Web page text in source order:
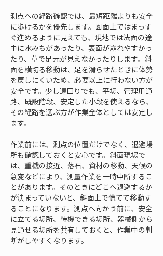
測点への経路確認では、最短距離よりも安全
に歩けるかを優先します。図面上ではまっす
ぐ進めるように見えても、現地では法面の途
中に水みちがあったり、表面が崩れやすかっ
たり、草で足元が見えなかったりします。斜
面を横切る移動は、足を滑らせたときに体勢
を戻しにくいため、必要以上に行わない方が
安全です。少し遠回りでも、平場、管理用通
路、既設階段、安定した小段を使えるなら、
その経路を選ぶ方が作業全体としては安定し
ます。
作業前には、測点の位置だけでなく、退避場
所も確認しておくと安心です。斜面現場で
は、重機の接近、落石、資材の移動、天候の
急変などにより、測量作業を一時中断するこ
とがあります。そのときにどこへ退避するか
が決まっていないと、斜面上で慌てて移動す
ることになります。測点へ向かう前に、安全
に立てる場所、待機できる場所、器械側から
見通せる場所を共有しておくと、作業中の判
断がしやすくなります。